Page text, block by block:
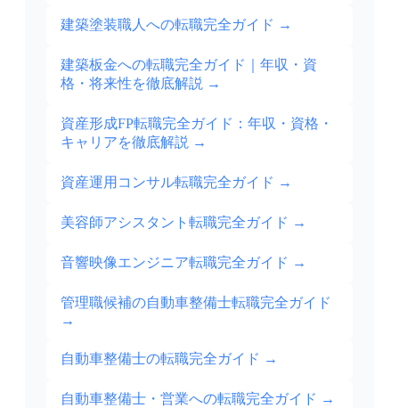
建築塗装職人への転職完全ガイド →
建築板金への転職完全ガイド｜年収・資
格・将来性を徹底解説 →
資産形成FP転職完全ガイド：年収・資格・
キャリアを徹底解説 →
資産運用コンサル転職完全ガイド →
美容師アシスタント転職完全ガイド →
音響映像エンジニア転職完全ガイド →
管理職候補の自動車整備士転職完全ガイド
→
自動車整備士の転職完全ガイド →
自動車整備士・営業への転職完全ガイド →